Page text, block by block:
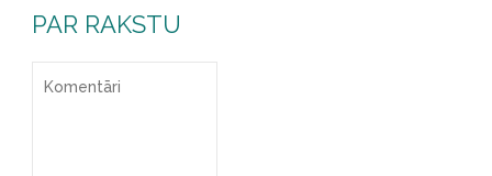
PAR RAKSTU